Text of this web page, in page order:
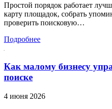
Простой порядок работает
карту площадок, собрать
проверить поисковую…
Подробнее
Как малому бизнесу
поиске
4 июня 2026